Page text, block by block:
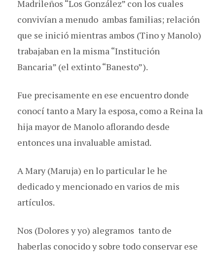
Madrileños “Los González” con los cuales
convivían a menudo ambas familias; relación
que se inició mientras ambos (Tino y Manolo)
trabajaban en la misma “Institución
Bancaria” (el extinto “Banesto”).
Fue precisamente en ese encuentro donde
conocí tanto a Mary la esposa, como a Reina la
hija mayor de Manolo aflorando desde
entonces una invaluable amistad.
A Mary (Maruja) en lo particular le he
dedicado y mencionado en varios de mis
artículos.
Nos (Dolores y yo) alegramos tanto de
haberlas conocido y sobre todo conservar ese